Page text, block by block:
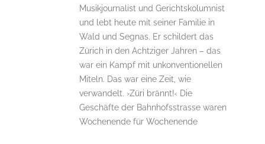
Musikjournalist und Gerichtskolumnist
und lebt heute mit seiner Familie in
Wald und Segnas. Er schildert das
Zürich in den Achtziger Jahren – das
war ein Kampf mit unkonventionellen
Miteln. Das war eine Zeit, wie
verwandelt. ›Züri brännt!‹ Die
Geschäfte der Bahnhofsstrasse waren
Wochenende für Wochenende